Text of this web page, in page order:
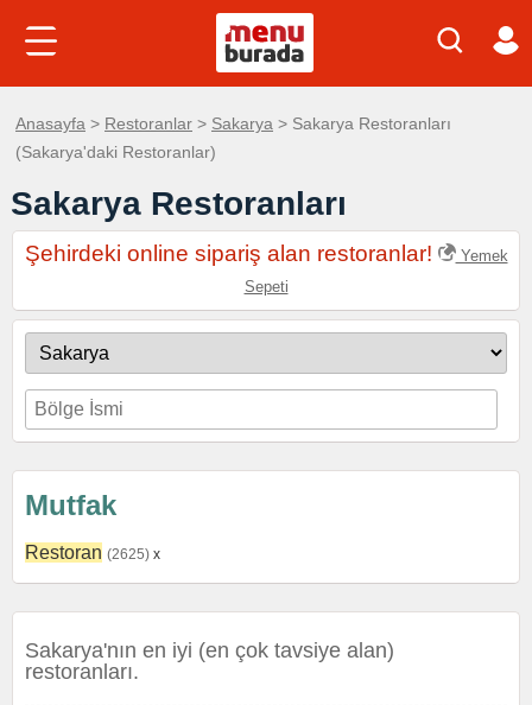
Anasayfa > Restoranlar > Sakarya > Sakarya Restoranları
(Sakarya'daki Restoranlar)
Sakarya Restoranları
Şehirdeki online sipariş alan restoranlar!
Yemek
Sepeti
Mutfak
Restoran (2625) x
Sakarya'nın en iyi (en çok tavsiye alan)
restoranları.